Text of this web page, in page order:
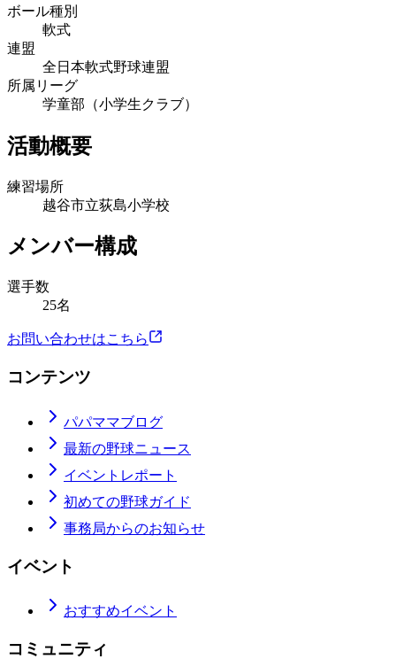
ボール種別
軟式
連盟
全日本軟式野球連盟
所属リーグ
学童部（小学生クラブ）
活動概要
練習場所
越谷市立荻島小学校
メンバー構成
選手数
25名
お問い合わせはこちら
コンテンツ
パパママブログ
最新の野球ニュース
イベントレポート
初めての野球ガイド
事務局からのお知らせ
イベント
おすすめイベント
コミュニティ